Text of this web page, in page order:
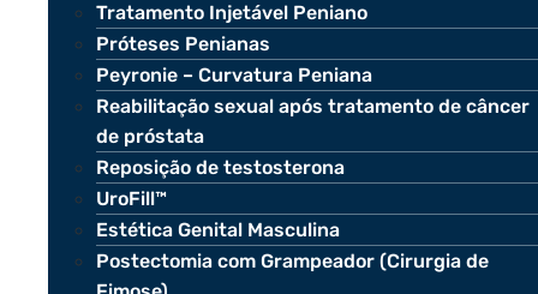
Tratamento Injetável Peniano
Próteses Penianas
Peyronie – Curvatura Peniana
Reabilitação sexual após tratamento de câncer
de próstata
Reposição de testosterona
UroFill™
Estética Genital Masculina
Postectomia com Grampeador (Cirurgia de